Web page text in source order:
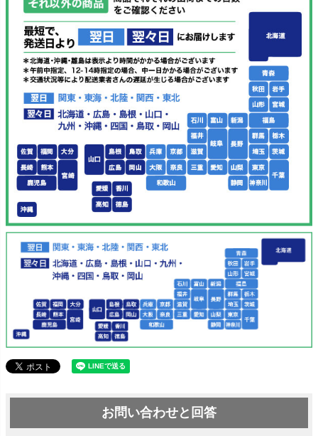
お問い合わせと回答